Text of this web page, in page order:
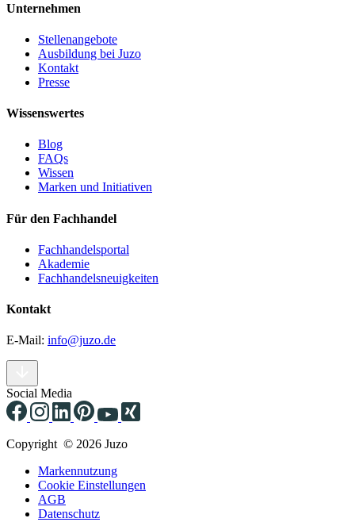
Unternehmen
Stellenangebote
Ausbildung bei Juzo
Kontakt
Presse
Wissenswertes
Blog
FAQs
Wissen
Marken und Initiativen
Für den Fachhandel
Fachhandelsportal
Akademie
Fachhandelsneuigkeiten
Kontakt
E-Mail: info@juzo.de
Social Media
Copyright © 2026 Juzo
Markennutzung
Cookie Einstellungen
AGB
Datenschutz